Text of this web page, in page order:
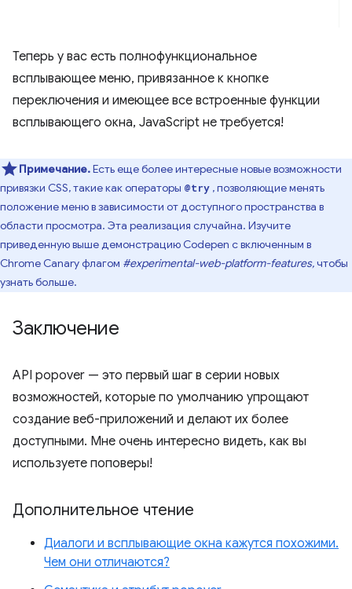
Теперь у вас есть полнофункциональное
всплывающее меню, привязанное к кнопке
переключения и имеющее все встроенные функции
всплывающего окна, JavaScript не требуется!
Примечание.Есть еще более интересные новые возможности
привязки CSS, такие как операторы @try , позволяющие менять
положение меню в зависимости от доступного пространства в
области просмотра. Эта реализация случайна. Изучите
приведенную выше демонстрацию Codepen с включенным в
Chrome Canary флагом #experimental-web-platform-features,чтобы
узнать больше.
Заключение
API popover — это первый шаг в серии новых
возможностей, которые по умолчанию упрощают
создание веб-приложений и делают их более
доступными. Мне очень интересно видеть, как вы
используете поповеры!
Дополнительное чтение
Диалоги и всплывающие окна кажутся похожими.
Чем они отличаются?